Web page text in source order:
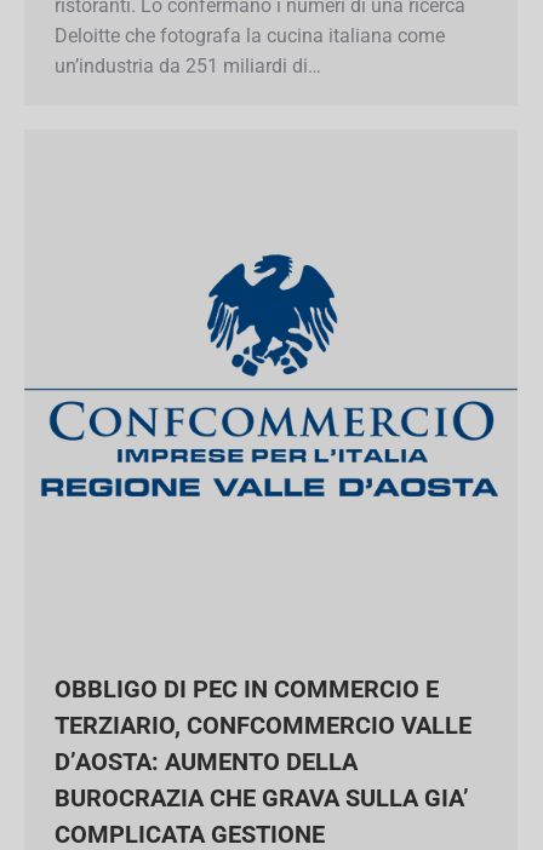
come un’industria da 251 miliardi di…
VALLE D’AOSTA: AUMENTO DELLA
BUROCRAZIA CHE GRAVA SULLA GIA’
COMPLICATA GESTIONE
DELL’ATTIVITA’
Comunicati,News Open,Newsletter By